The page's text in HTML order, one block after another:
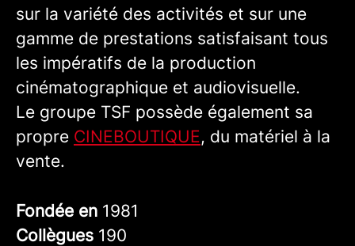
sur la variété des activités et sur une
gamme de prestations satisfaisant tous
les impératifs de la production
cinématographique et audiovisuelle.
Le groupe TSF possède également sa
propre CINEBOUTIQUE, du matériel à la
vente.
Fondée en 1981
Collègues 190